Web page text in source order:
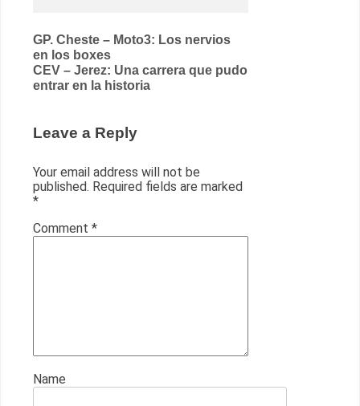
Post
navigation
GP. Cheste – Moto3: Los nervios
en los boxes
CEV – Jerez: Una carrera que pudo
entrar en la historia
Leave a Reply
Your email address will not be
published. Required fields are marked
*
Comment *
Name